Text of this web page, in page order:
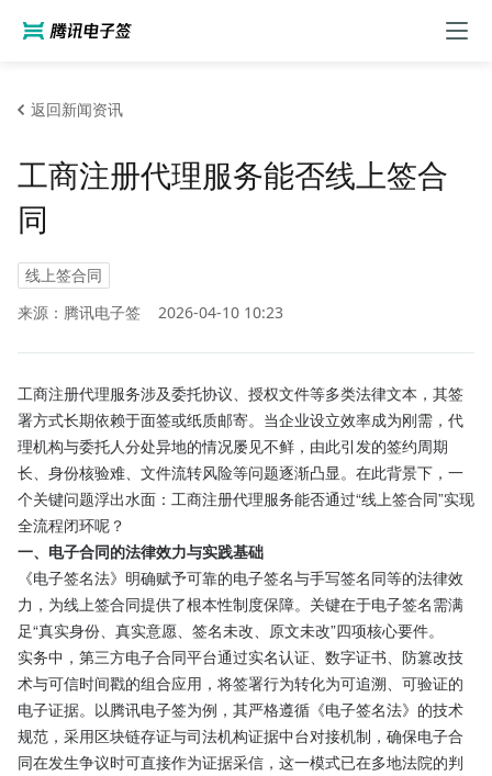
返回新闻资讯
工商注册代理服务能否线上签合
同
线上签合同
来源：腾讯电子签
2026-04-10 10:23
工商注册代理服务涉及委托协议、授权文件等多类法律文本，其签
署方式长期依赖于面签或纸质邮寄。当企业设立效率成为刚需，代
理机构与委托人分处异地的情况屡见不鲜，由此引发的签约周期
长、身份核验难、文件流转风险等问题逐渐凸显。在此背景下，一
个关键问题浮出水面：工商注册代理服务能否通过“线上签合同”实现
全流程闭环呢？
一、电子合同的法律效力与实践基础
《电子签名法》明确赋予可靠的电子签名与手写签名同等的法律效
力，为线上签合同提供了根本性制度保障。关键在于电子签名需满
足“真实身份、真实意愿、签名未改、原文未改”四项核心要件。
实务中，第三方电子合同平台通过实名认证、数字证书、防篡改技
术与可信时间戳的组合应用，将签署行为转化为可追溯、可验证的
电子证据。以腾讯电子签为例，其严格遵循《电子签名法》的技术
规范，采用区块链存证与司法机构证据中台对接机制，确保电子合
同在发生争议时可直接作为证据采信，这一模式已在多地法院的判